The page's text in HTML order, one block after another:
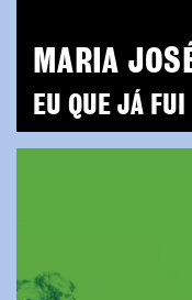
MARIA
EU QUE JÁ FUI